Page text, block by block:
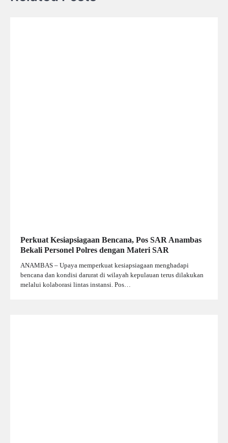
Perkuat Kesiapsiagaan Bencana, Pos SAR Anambas
Bekali Personel Polres dengan Materi SAR
ANAMBAS – Upaya memperkuat kesiapsiagaan menghadapi
bencana dan kondisi darurat di wilayah kepulauan terus dilakukan
melalui kolaborasi lintas instansi. Pos…